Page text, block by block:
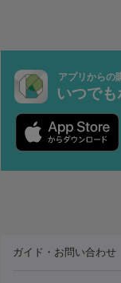
アプリからの
いつでも
ガイド・お問い合わせ